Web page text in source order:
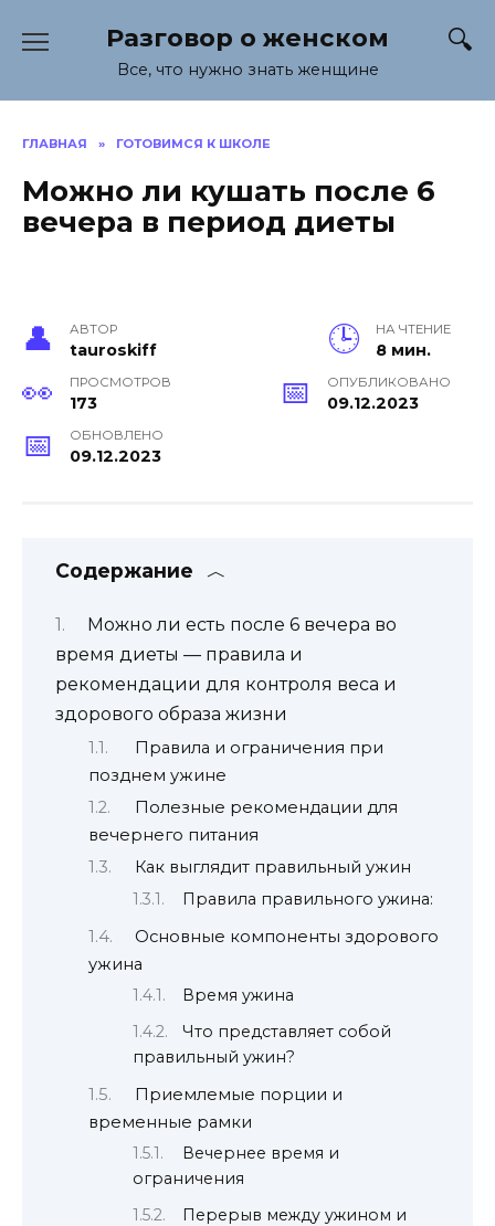
содержанию
Разговор о женском
Все, что нужно знать женщине
ГЛАВНАЯ » ГОТОВИМСЯ К ШКОЛЕ
Можно ли кушать после 6
вечера в период диеты
АВТОР
tauroskiff
НА ЧТЕНИЕ
8 мин.
ПРОСМОТРОВ
173
ОПУБЛИКОВАНО
09.12.2023
ОБНОВЛЕНО
09.12.2023
Содержание
Можно ли есть после 6 вечера во
время диеты — правила и
рекомендации для контроля веса и
здорового образа жизни
Правила и ограничения при
позднем ужине
Полезные рекомендации для
вечернего питания
Как выглядит правильный ужин
Правила правильного ужина:
Основные компоненты здорового
ужина
Время ужина
Что представляет собой
правильный ужин?
Приемлемые порции и
временные рамки
Вечернее время и
ограничения
Перерыв между ужином и